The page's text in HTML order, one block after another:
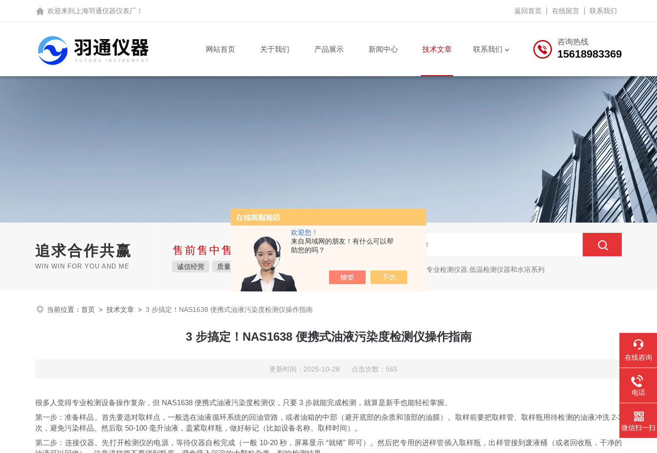
欢迎您！
来自局域网的朋友！有什么可以帮
助您的吗？
欢迎来到 上海羽通仪器仪表厂 ！ 返回首页 在线留言 联系我们
咨询热线
15618983369
网站首页 关于我们 产品展示 新闻中心 技术文章 联系我们
追求合作共赢
WIN WIN FOR YOU AND ME
售前售中售后完整的服务体系
诚信经营 质量保障 价格实惠 热门关键词：石油产品专业检测仪器,低温检测仪器和水浴系列
当前位置： 首页 > 技术文章 > 3 步搞定！NAS1638 便携式油液污染度检测仪操作指南
3 步搞定！NAS1638 便携式油液污染度检测仪操作指南
更新时间：2025-10-28 点击次数：565
很多人觉得专业检测设备操作复杂，但 NAS1638 便携式油液污染度检测仪，只要 3 步就能完成检测，就算是新手也能轻松掌握。
第一步：准备样品。首先要选对取样点，一般选在油液循环系统的回油管路，或者油箱的中部（避开底部的杂质和顶部的油膜）。取样前要把取样管、取样瓶用待检测的油液冲洗 2-3
次，避免污染样品。然后取 50-100 毫升油液，盖紧取样瓶，做好标记（比如设备名称、取样时间）。
第二步：连接仪器。先打开检测仪的电源，等待仪器自检完成（一般 10-20 秒，屏幕显示 “就绪" 即可）。然后把专用的进样管插入取样瓶，出样管接到废液桶（或者回收瓶，干净的
在线咨询
电话
微信扫一扫